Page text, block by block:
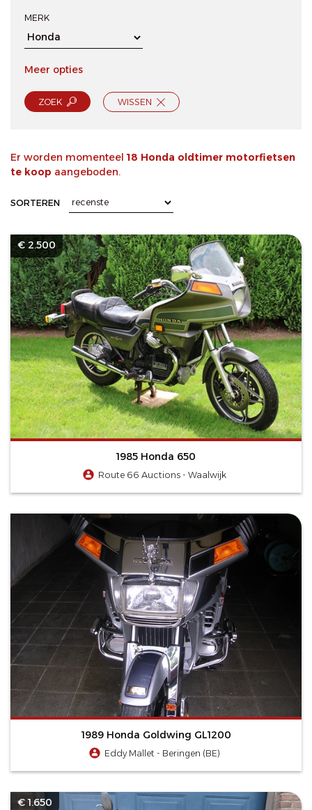
MERK
Meer opties
ZOEK WISSEN
Er worden momenteel 18 Honda oldtimer motorfietsen
te koop aangeboden.
SORTEREN
€ 2.500
1985 Honda 650
Route 66 Auctions - Waalwijk
1989 Honda Goldwing GL1200
Eddy Mallet - Beringen (BE)
€ 1.650